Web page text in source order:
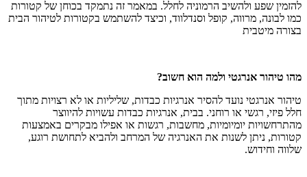
להזמין שפע ולהשיב הרמוניה לחלל. במאמר זה נתמקד בכוחן של קטורות
כמו לבונה, מרווה, קופל וסנדלווד, וכיצד להשתמש בקטורות לטיהור הבית
בצורה מיטבית
מהו טיהור אנרגטי ולמה הוא חשוב?
טיהור אנרגטי נועד להסיר אנרגיות כבדות, שליליות או לא רצויות מתוך
חלל פיזי, רגשי או רוחני. בבית, אנרגיות כבדות עשויות להיווצר
מהתרחשויות יומיומיות, מחשבות, רגשות או אפילו מבקרים באמצעות
קטורות, ניתן לשנות את האנרגיה של המרחב ולהביא לתחושת רוגע,
שלווה וחידוש.